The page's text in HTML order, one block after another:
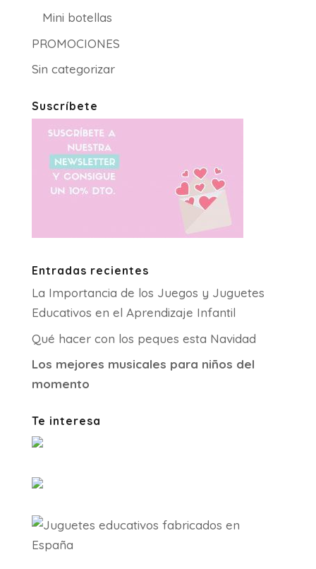
Mini botellas
PROMOCIONES
Sin categorizar
Suscríbete
Entradas recientes
La Importancia de los Juegos y Juguetes
Educativos en el Aprendizaje Infantil
Qué hacer con los peques esta Navidad
Los mejores musicales para niños del
momento
Te interesa